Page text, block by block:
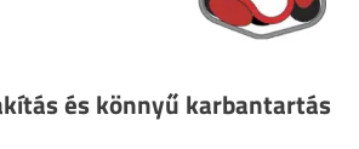
és könnyű karbantartás